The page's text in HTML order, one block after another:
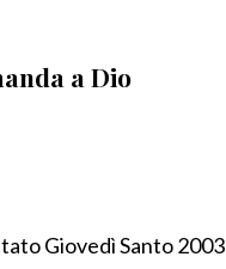
a Dio
Giovedì Santo 2003